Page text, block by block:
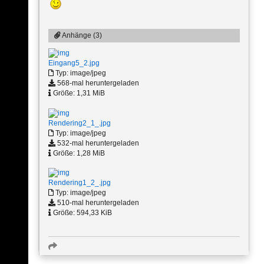
Anhänge (3)
Eingang5_2.jpg
Typ: image/jpeg
568-mal heruntergeladen
Größe: 1,31 MiB
Rendering2_1_.jpg
Typ: image/jpeg
532-mal heruntergeladen
Größe: 1,28 MiB
Rendering1_2_.jpg
Typ: image/jpeg
510-mal heruntergeladen
Größe: 594,33 KiB